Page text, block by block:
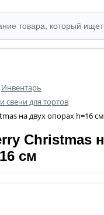
Инвентарь
свечи для тортов
на двух опорах h=16 см
Christmas
см